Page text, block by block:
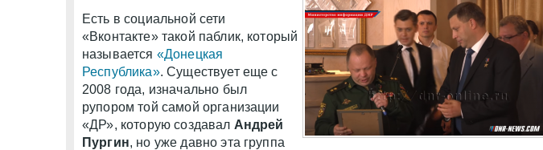
Есть в социальной сети
«Вконтакте» такой паблик, который
называется «Донецкая
Республика». Существует еще с
2008 года, изначально был
рупором той самой организации
«ДР», которую создавал Андрей
Пургин, но уже давно эта группа